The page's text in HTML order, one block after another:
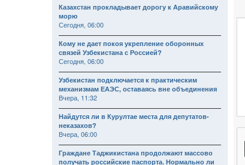
Казахстан прокладывает дорогу к Аравийскому
морю
Сегодня, 06:00
Кому не дает покоя укрепление оборонных
связей Узбекистана с Россией?
Сегодня, 06:00
Узбекистан подключается к практическим
механизмам ЕАЭС, оставаясь вне объединения
Вчера, 11:32
Найдутся ли в Курултае места для депутатов-
неказахов?
Вчера, 06:00
Граждане Таджикистана продолжают массово
получать российские паспорта. Нормально ли